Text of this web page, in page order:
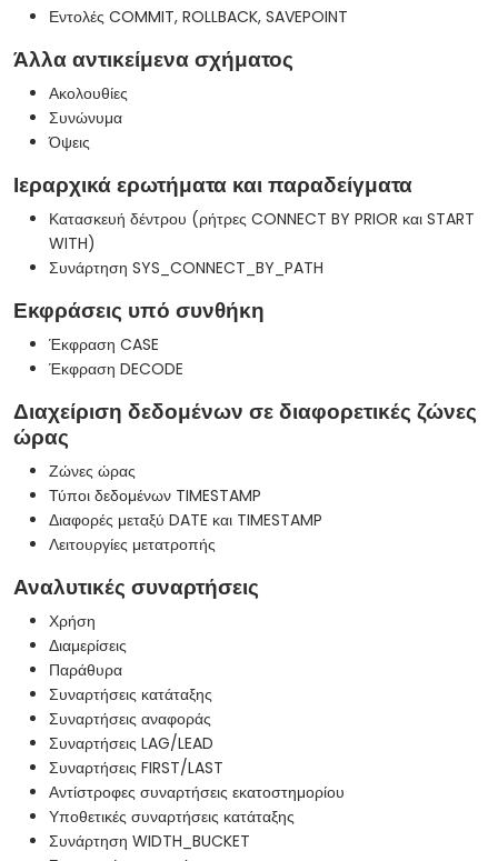
Εντολές COMMIT, ROLLBACK, SAVEPOINT
Άλλα αντικείμενα σχήματος
Ακολουθίες
Συνώνυμα
Όψεις
Ιεραρχικά ερωτήματα και παραδείγματα
Κατασκευή δέντρου (ρήτρες CONNECT BY PRIOR και START
WITH)
Συνάρτηση SYS_CONNECT_BY_PATH
Εκφράσεις υπό συνθήκη
Έκφραση CASE
Έκφραση DECODE
Διαχείριση δεδομένων σε διαφορετικές ζώνες
ώρας
Ζώνες ώρας
Τύποι δεδομένων TIMESTAMP
Διαφορές μεταξύ DATE και TIMESTAMP
Λειτουργίες μετατροπής
Αναλυτικές συναρτήσεις
Χρήση
Διαμερίσεις
Παράθυρα
Συναρτήσεις κατάταξης
Συναρτήσεις αναφοράς
Συναρτήσεις LAG/LEAD
Συναρτήσεις FIRST/LAST
Αντίστροφες συναρτήσεις εκατοστημορίου
Υποθετικές συναρτήσεις κατάταξης
Συνάρτηση WIDTH_BUCKET